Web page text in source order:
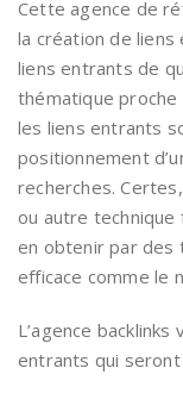
Cette agence de
la création de
liens entrants de
thématique
les liens entrants
positionnement
recherches.
ou autre technique
en obtenir par des
efficace comme le
L’agence
entrants qui